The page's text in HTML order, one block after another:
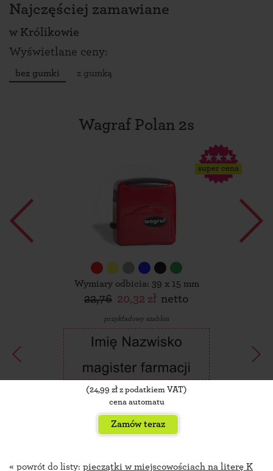
Najczęściej zamawiane
w Królikowie
Wyświetlane ceny:
bez gumki z gumką
Wagraf Polan 2s
super cena
Wymiary odbicia: 39 x 15 mm
22,76 20,32 zł netto
przykładowy szablon
(24,99 zł z podatkiem VAT)
cena automatu
Zamów teraz
« powrót do listy: pieczątki w miejscowościach na literę K